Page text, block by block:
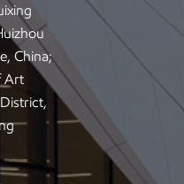
China;
Art